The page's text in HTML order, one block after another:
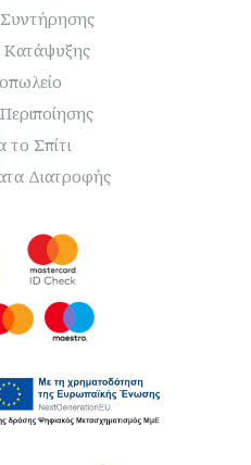
Κατάψυξης
το Σπίτι
Διατροφής